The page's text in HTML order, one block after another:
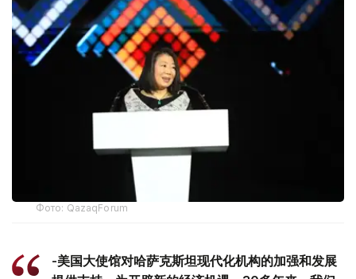
Фото: QazaqForum
-美国大使馆对哈萨克斯坦现代化机构的加强和发展